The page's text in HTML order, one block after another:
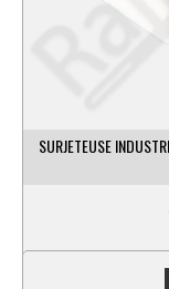
SURJETEUSE